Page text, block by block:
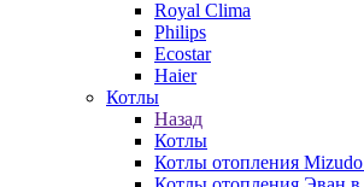
Royal Clima
Philips
Ecostar
Haier
Котлы
Назад
Котлы
Котлы отопления